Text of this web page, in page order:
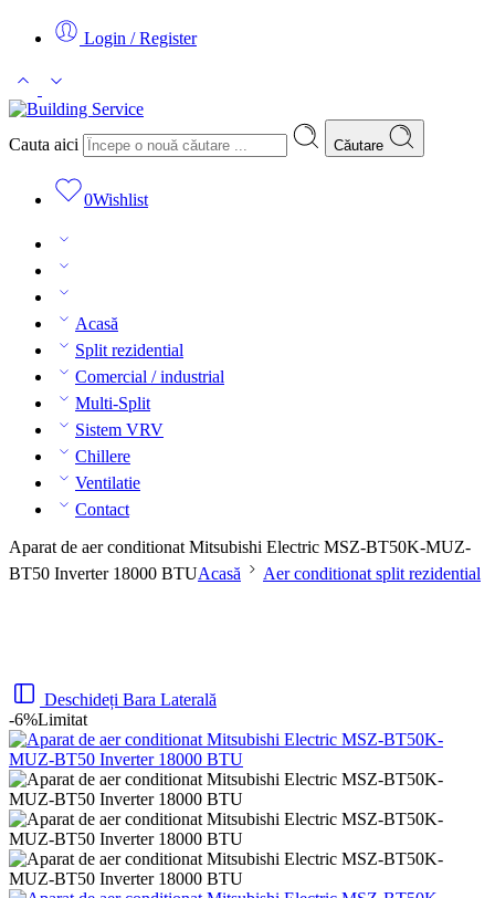
Login / Register
Cauta aici Căutare
0Wishlist
Acasă
Split rezidential
Comercial / industrial
Multi-Split
Sistem VRV
Chillere
Ventilatie
Contact
Aparat de aer conditionat Mitsubishi Electric MSZ-BT50K-MUZ-
BT50 Inverter 18000 BTUAcasă Aer conditionat split rezidential
Deschideți Bara Laterală
-6%Limitat